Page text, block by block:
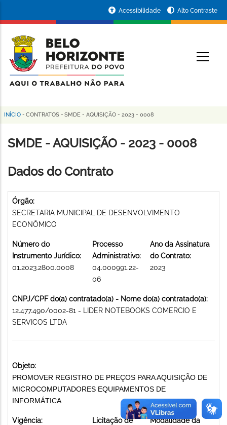
conteúdo
principal
da
Prefeitura
de
Horizonte
Acessibilidade Alto Contraste
Trilha
de
INÍCIO - CONTRATOS - SMDE - AQUISIÇÃO - 2023 - 0008
SMDE - AQUISIÇÃO - 2023 - 0008
Dados do Contrato
Órgão:
SECRETARIA MUNICIPAL DE DESENVOLVIMENTO
ECONÔMICO
Número do
Instrumento Jurídico:
01.2023.2800.0008
Processo
Administrativo:
04.000991.22-
06
Ano da Assinatura
do Contrato:
2023
CNPJ/CPF do(a) contratado(a) - Nome do(a) contratado(a):
12.477.490/0002-81 - LIDER NOTEBOOKS COMERCIO E
SERVICOS LTDA
Objeto:
PROMOVER REGISTRO DE PREÇOS PARA AQUISIÇÃO DE
MICROCOMPUTADORES EQUIPAMENTOS DE
INFORMÁTICA
Vigência:
Licitação de
Modalidade da